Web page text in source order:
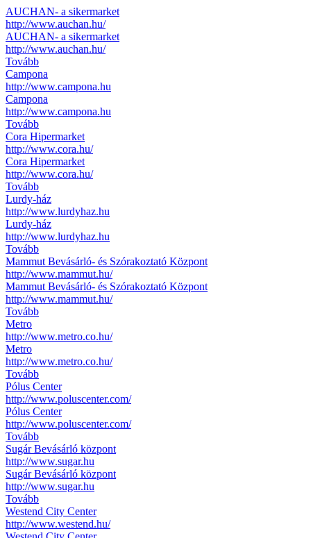
AUCHAN- a sikermarket
http://www.auchan.hu/
AUCHAN- a sikermarket
http://www.auchan.hu/
Tovább
Campona
http://www.campona.hu
Campona
http://www.campona.hu
Tovább
Cora Hipermarket
http://www.cora.hu/
Cora Hipermarket
http://www.cora.hu/
Tovább
Lurdy-ház
http://www.lurdyhaz.hu
Lurdy-ház
http://www.lurdyhaz.hu
Tovább
Mammut Bevásárló- és Szórakoztató Központ
http://www.mammut.hu/
Mammut Bevásárló- és Szórakoztató Központ
http://www.mammut.hu/
Tovább
Metro
http://www.metro.co.hu/
Metro
http://www.metro.co.hu/
Tovább
Pólus Center
http://www.poluscenter.com/
Pólus Center
http://www.poluscenter.com/
Tovább
Sugár Bevásárló központ
http://www.sugar.hu
Sugár Bevásárló központ
http://www.sugar.hu
Tovább
Westend City Center
http://www.westend.hu/